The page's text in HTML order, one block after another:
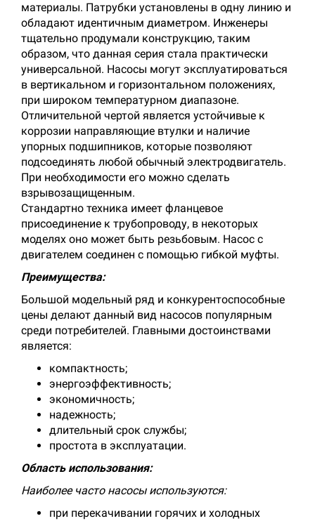
материалы. Патрубки установлены в одну линию и
обладают идентичным диаметром. Инженеры
тщательно продумали конструкцию, таким
образом, что данная серия стала практически
универсальной. Насосы могут эксплуатироваться
в вертикальном и горизонтальном положениях,
при широком температурном диапазоне.
Отличительной чертой является устойчивые к
коррозии направляющие втулки и наличие
упорных подшипников, которые позволяют
подсоединять любой обычный электродвигатель.
При необходимости его можно сделать
взрывозащищенным.
Стандартно техника имеет фланцевое
присоединение к трубопроводу, в некоторых
моделях оно может быть резьбовым. Насос с
двигателем соединен с помощью гибкой муфты.
Преимущества:
Большой модельный ряд и конкурентоспособные
цены делают данный вид насосов популярным
среди потребителей. Главными достоинствами
является:
компактность;
энергоэффективность;
экономичность;
надежность;
длительный срок службы;
простота в эксплуатации.
Область использования:
Наиболее часто насосы используются:
при перекачивании горячих и холодных